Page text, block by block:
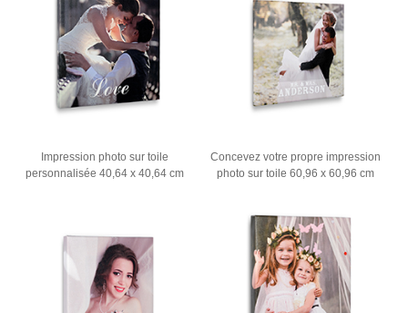
Impression photo sur toile
personnalisée 40,64 x 40,64 cm
Concevez votre propre impression
photo sur toile 60,96 x 60,96 cm